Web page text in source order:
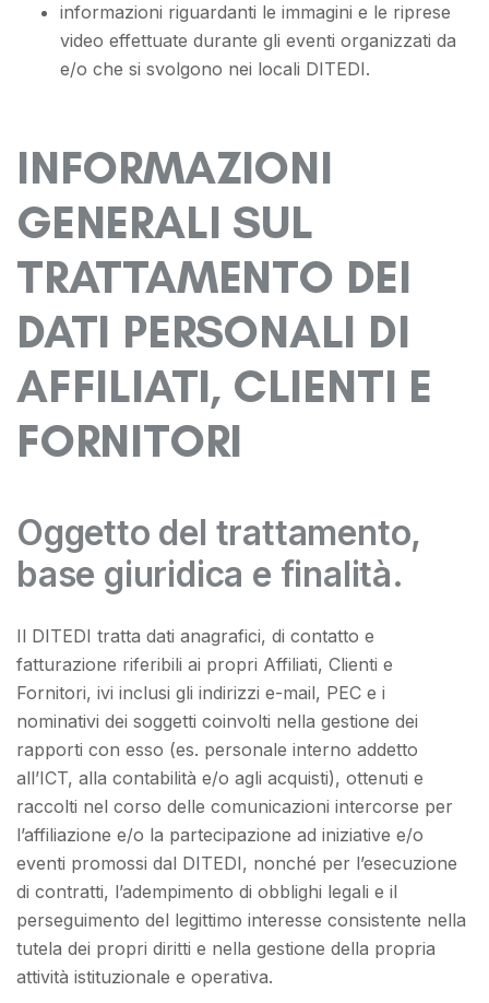
informazioni riguardanti le immagini e le riprese
video effettuate durante gli eventi organizzati da
e/o che si svolgono nei locali DITEDI.
INFORMAZIONI
GENERALI SUL
TRATTAMENTO DEI
DATI PERSONALI DI
AFFILIATI, CLIENTI E
FORNITORI
Oggetto del trattamento,
base giuridica e finalità.
Il DITEDI tratta dati anagrafici, di contatto e
fatturazione riferibili ai propri Affiliati, Clienti e
Fornitori, ivi inclusi gli indirizzi e-mail, PEC e i
nominativi dei soggetti coinvolti nella gestione dei
rapporti con esso (es. personale interno addetto
all’ICT, alla contabilità e/o agli acquisti), ottenuti e
raccolti nel corso delle comunicazioni intercorse per
l’affiliazione e/o la partecipazione ad iniziative e/o
eventi promossi dal DITEDI, nonché per l’esecuzione
di contratti, l’adempimento di obblighi legali e il
perseguimento del legittimo interesse consistente nella
tutela dei propri diritti e nella gestione della propria
attività istituzionale e operativa.